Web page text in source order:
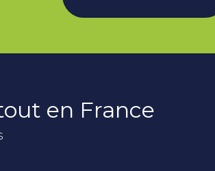
en France